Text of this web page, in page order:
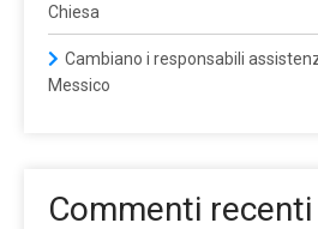
Chiesa
Cambiano i responsabili
Messico
Commenti recenti